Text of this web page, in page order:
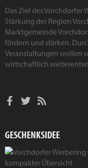
Das Ziel des Vorchdorfer
Stärkung der Region
Marktgemeinde
fördern und stärken.
Veranstaltungen wollen
wirtschaftlich
GESCHENKSIDEE